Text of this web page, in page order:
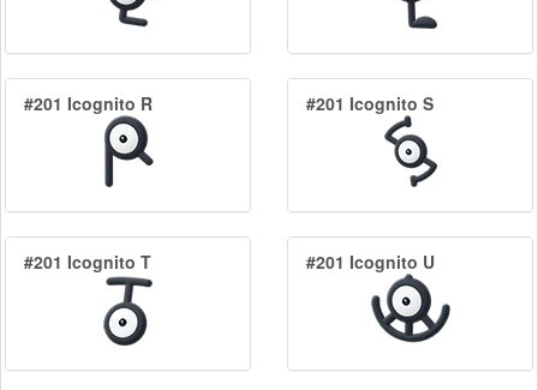
#201 Icognito R #201 Icognito S
#201 Icognito T #201 Icognito U